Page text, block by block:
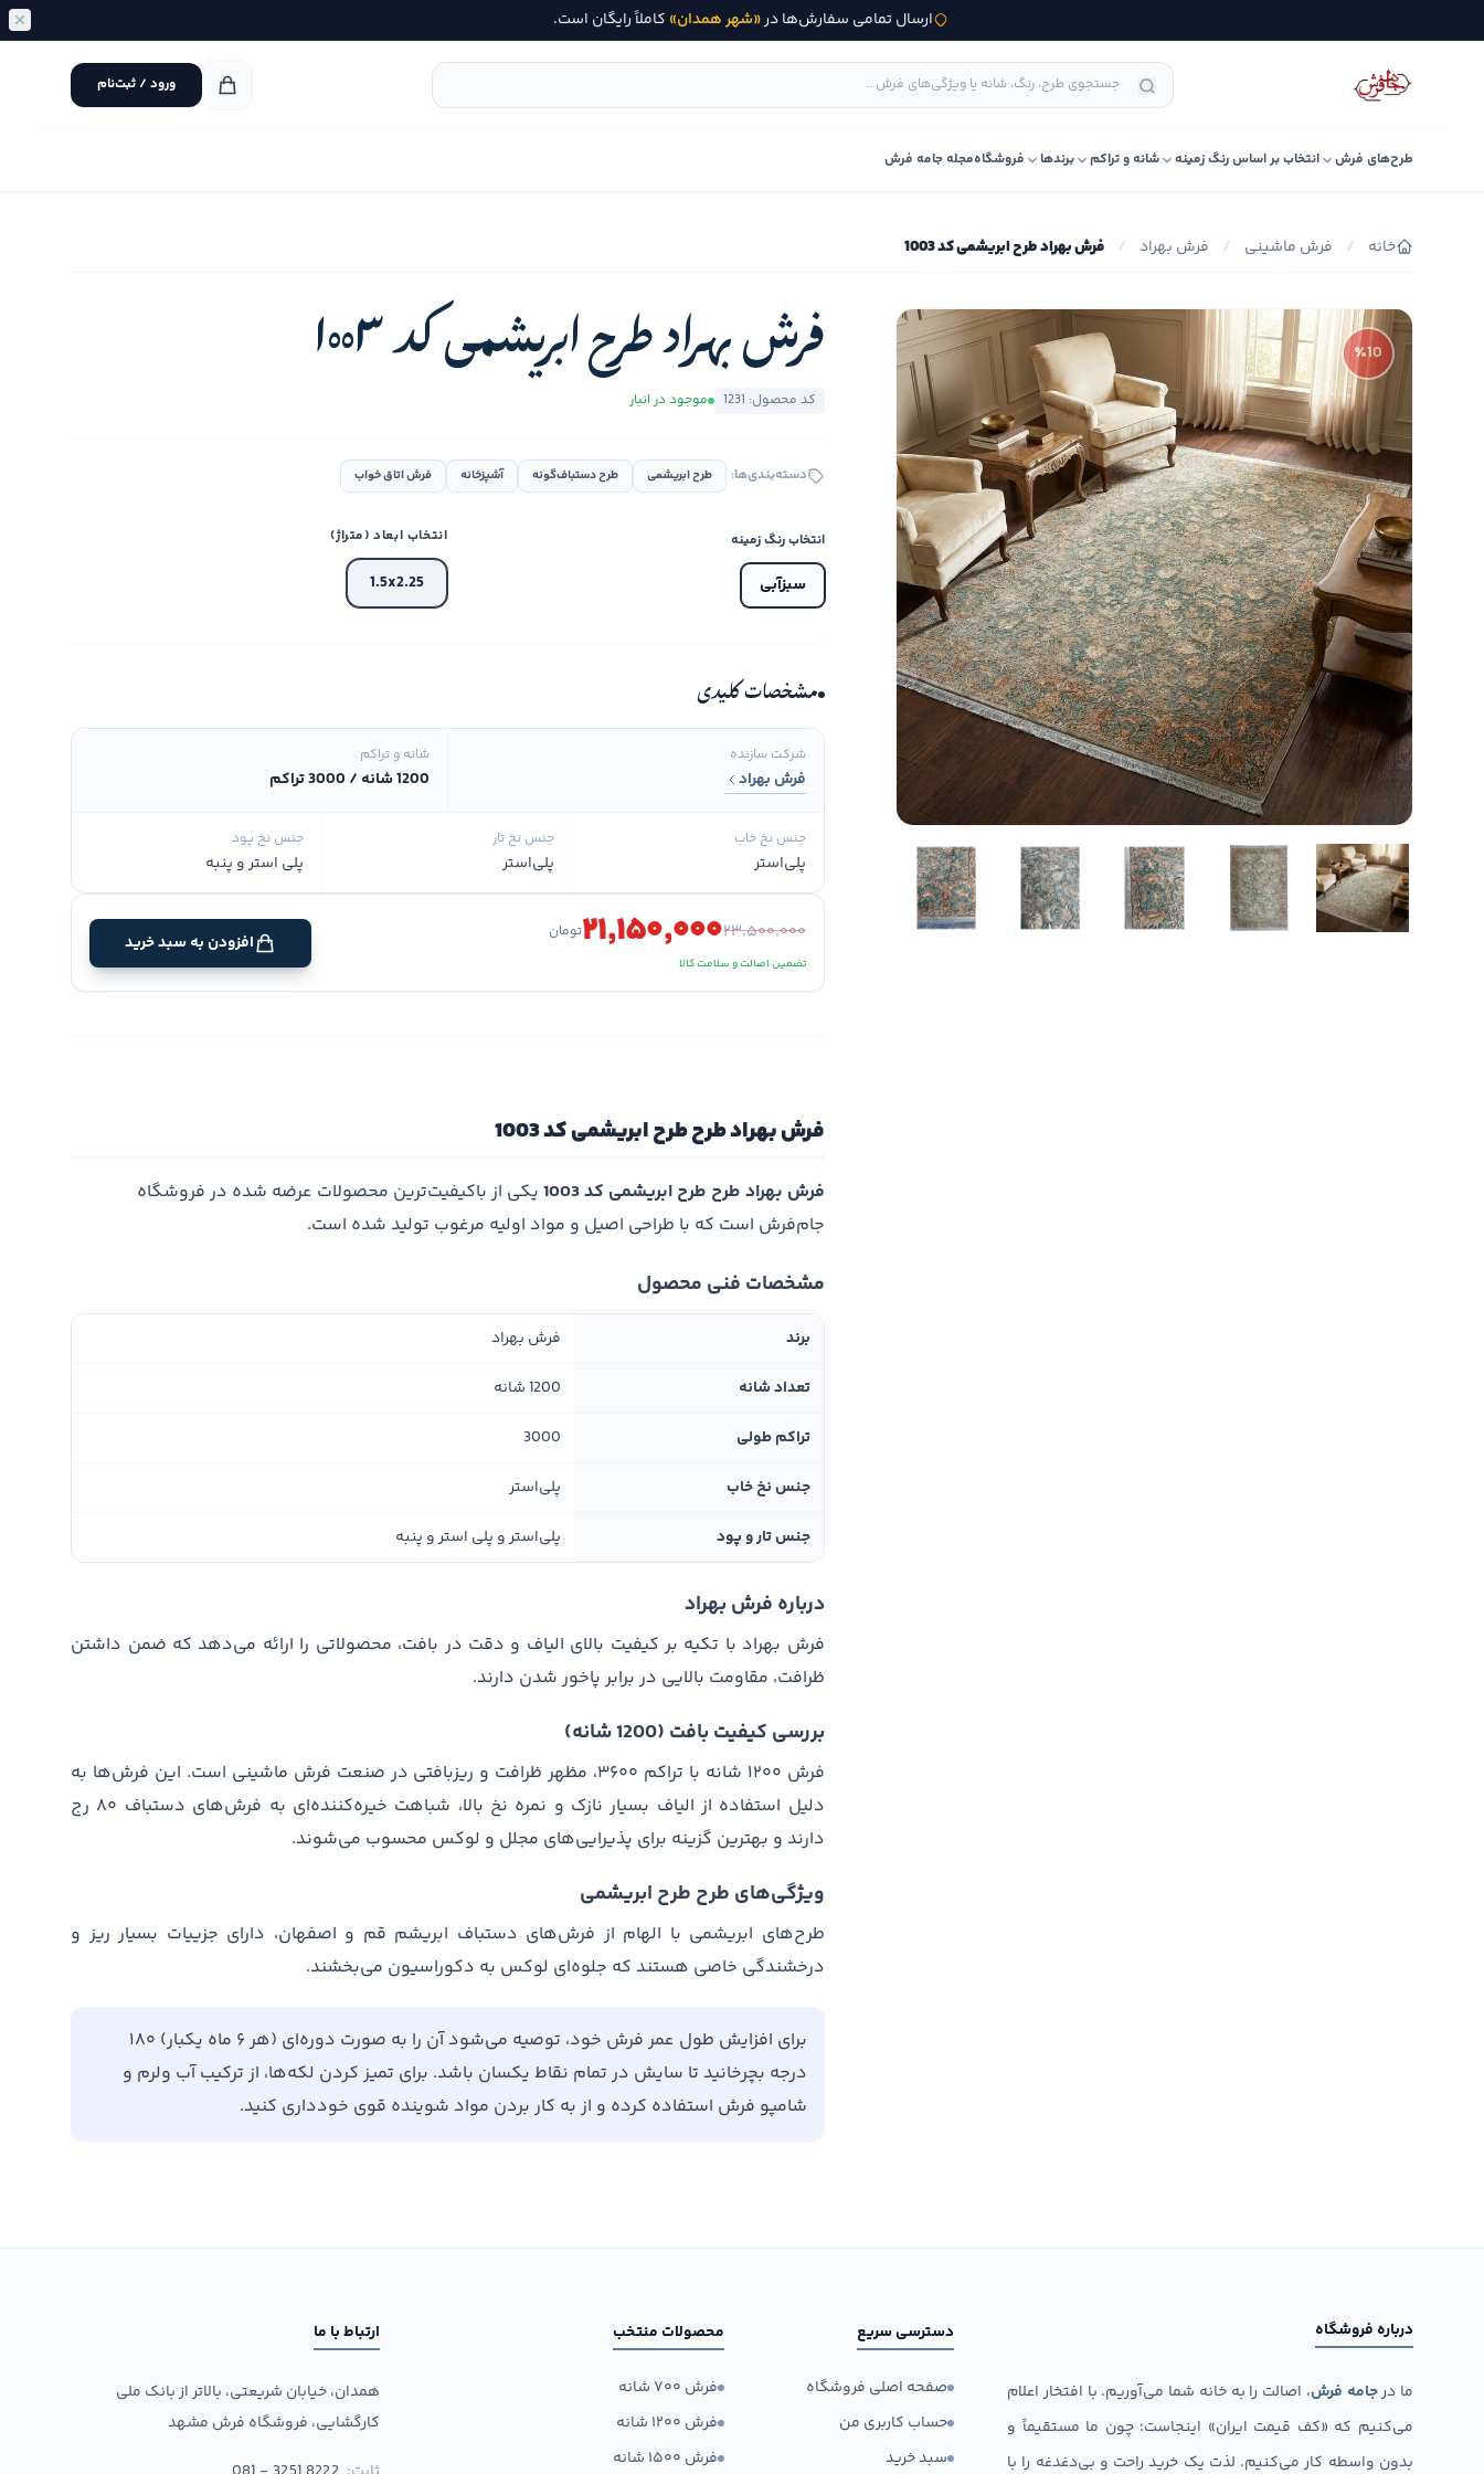
ارسال تمامی سفارش‌ها در«شهر همدان» کاملاً رایگان است.
ورود / ثبت‌نام
طرح‌های فرش انتخاب بر اساس رنگ زمینه شانه و تراکم برندها فروشگاهمجله جامه فرش
خانه / فرش ماشینی / فرش بهراد / فرش بهراد طرح ابریشمی کد 1003
٪10 فرش بهراد طرح ابریشمی کد 1003
کد محصول: 1231 موجود در انبار
دسته‌بندی‌ها: طرح ابریشمی طرح دستباف‌گونه آشپزخانه فرش اتاق خواب
انتخاب رنگ زمینه
سبزآبی
انتخاب ابعاد (متراژ)
1.5x2.25
مشخصات کلیدی
شرکت سازنده
فرش بهراد
شانه و تراکم
1200 شانه / 3000 تراکم
جنس نخ خاب
پلی‌استر
جنس نخ تار
پلی‌استر
جنس نخ پود
پلی استر و پنبه
۲۳٬۵۰۰٬۰۰۰۲۱٬۱۵۰٬۰۰۰تومان
تضمین اصالت و سلامت کالا
افزودن به سبد خرید
فرش بهراد طرح طرح ابریشمی کد 1003
فرش بهراد طرح طرح ابریشمی کد 1003
یکی از باکیفیت‌ترین محصولات عرضه شده در فروشگاه
جام‌فرش است که با طراحی اصیل و مواد اولیه مرغوب تولید شده است.
مشخصات فنی محصول
برند فرش بهراد
تعداد شانه 1200 شانه
تراکم طولی 3000
جنس نخ خاب پلی‌استر
جنس تار و پود پلی‌استر و پلی استر و پنبه
درباره فرش بهراد
فرش بهراد با تکیه بر کیفیت بالای الیاف و دقت در بافت، محصولاتی را ارائه می‌دهد که ضمن داشتن
ظرافت، مقاومت بالایی در برابر پاخور شدن دارند.
بررسی کیفیت بافت (1200 شانه)
فرش ۱۲۰۰ شانه با تراکم ۳۶۰۰، مظهر ظرافت و ریزبافتی در صنعت فرش ماشینی است. این فرش‌ها به
دلیل استفاده از الیاف بسیار نازک و نمره نخ بالا، شباهت خیره‌کننده‌ای به فرش‌های دستباف ۸۰ رج
دارند و بهترین گزینه برای پذیرایی‌های مجلل و لوکس محسوب می‌شوند.
ویژگی‌های طرح طرح ابریشمی
طرح‌های ابریشمی با الهام از فرش‌های دستباف ابریشم قم و اصفهان، دارای جزییات بسیار ریز و
درخشندگی خاصی هستند که جلوه‌ای لوکس به دکوراسیون می‌بخشند.
برای افزایش طول عمر فرش خود، توصیه می‌شود آن را به صورت دوره‌ای (هر ۶ ماه یکبار) ۱۸۰
درجه بچرخانید تا سایش در تمام نقاط یکسان باشد. برای تمیز کردن لکه‌ها، از ترکیب آب ولرم و
شامپو فرش استفاده کرده و از به کار بردن مواد شوینده قوی خودداری کنید.
درباره فروشگاه
ما درجامه فرش، اصالت را به خانه شما می‌آوریم. با افتخار اعلام
می‌کنیم که «کف قیمت ایران» اینجاست؛ چون ما مستقیماً و
بدون واسطه کار می‌کنیم. لذت یک خرید راحت و بی‌دغدغه را با
دسترسی سریع
صفحه اصلی فروشگاه
حساب کاربری من
سبد خرید
محصولات منتخب
فرش ۷۰۰ شانه
فرش ۱۲۰۰ شانه
فرش ۱۵۰۰ شانه
ارتباط با ما
همدان، خیابان شریعتی، بالاتر از بانک ملی
کارگشایی، فروشگاه فرش مشهد